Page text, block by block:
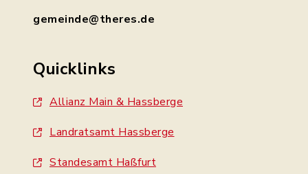
gemeinde@theres.de
Quicklinks
Allianz Main & Hassberge
Landratsamt Hassberge
Standesamt Haßfurt